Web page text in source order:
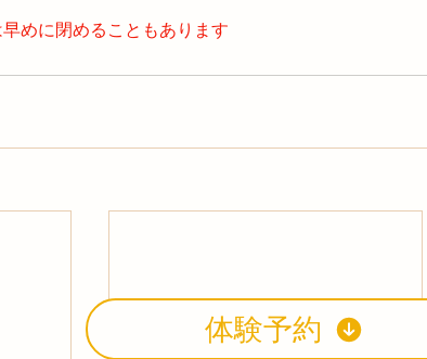
めに閉めることもあります
体験予約